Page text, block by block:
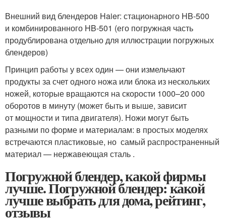
Внешний вид блендеров Haier: стационарного HB-500
и комбинированного HB-501 (его погружная часть
продублирована отдельно для иллюстрации погружных
блендеров)
Принцип работы у всех один — они измельчают
продукты за счет одного ножа или блока из нескольких
ножей, которые вращаются на скорости 1000–20 000
оборотов в минуту (может быть и выше, зависит
от мощности и типа двигателя). Ножи могут быть
разными по форме и материалам: в простых моделях
встречаются пластиковые, но самый распространенный
материал — нержавеющая сталь .
Погружной блендер, какой фирмы
лучше. Погружной блендер: какой
лучше выбрать для дома, рейтинг,
отзывы